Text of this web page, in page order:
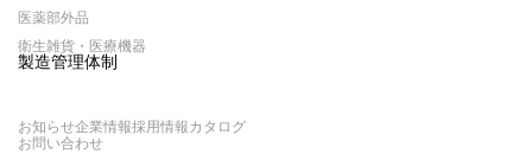
医薬部外品
衛生雑貨・医療機器
製造管理体制
お知らせ企業情報採用情報カタログ
お問い合わせ